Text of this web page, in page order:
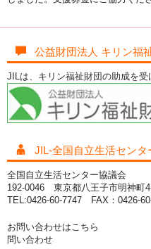
公益財団法人 キリン福
JILは、キリン福祉財団の助成を受
JIL-全国自立生活センタ
全国自立生活センター協議会
192-0046 東京都八王子市明神町
TEL:0426-60-7747 FAX：0426-
お問い合わせはこちら
問い合わせ